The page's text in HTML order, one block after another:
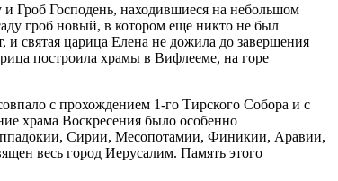
Гроб Господень, находившиеся на небольшом
гроб новый, в котором еще никто не был
святая царица Елена не дожила до завершения
построила храмы в Вифлееме, на горе
с прохождением 1-го Тирского Собора и с
храма Воскресения было особенно
Сирии, Месопотамии, Финикии, Аравии,
весь город Иерусалим. Память этого